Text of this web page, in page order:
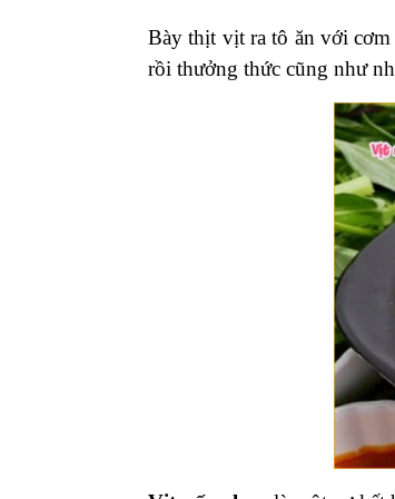
Bày thịt vịt ra tô ăn với
rồi thưởng thức cũng như